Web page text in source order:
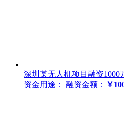
深圳某无人机项目融资1000
资金用途：
融资金额： ￥